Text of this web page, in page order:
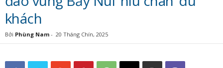
khách
Bởi Phùng Nam - 20 Tháng Chín, 2025